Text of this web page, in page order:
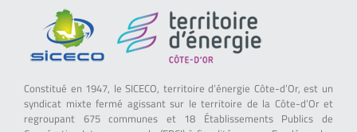
Constitué en 1947, le SICECO, territoire d’énergie Côte-d’Or, est un
syndicat mixte fermé agissant sur le territoire de la Côte-d’Or et
regroupant 675 communes et 18 Établissements Publics de